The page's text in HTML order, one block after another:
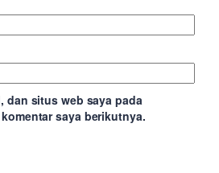
dan situs web saya pada
saya berikutnya.